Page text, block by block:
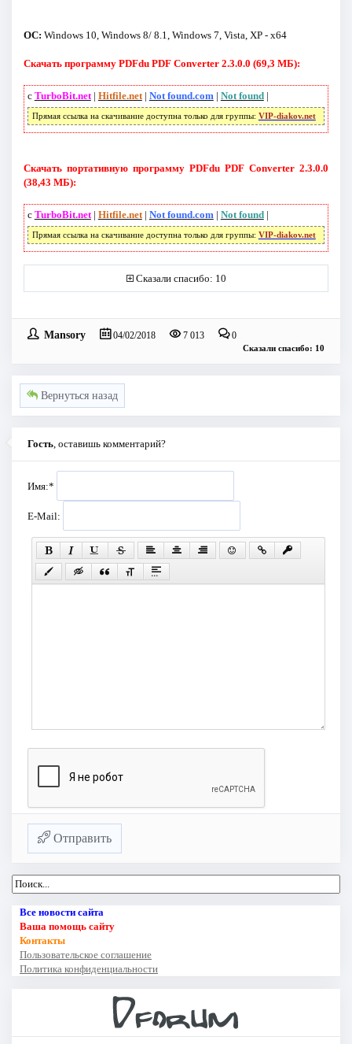
ОС: Windows 10, Windows 8/ 8.1, Windows 7, Vista, XP - x64
Скачать программу PDFdu PDF Converter 2.3.0.0 (69,3 МБ):
с TurboBit.net| Hitfile.net| Not found.com | Not found|
Прямая ссылка на скачивание доступна только для группы: VIP-diakov.net
Скачать портативную программу PDFdu PDF Converter 2.3.0.0
(38,43 МБ):
с TurboBit.net| Hitfile.net| Not found.com | Not found|
Прямая ссылка на скачивание доступна только для группы: VIP-diakov.net
Сказали спасибо: 10
Mansory 04/02/2018 7 013 0
Сказали спасибо: 10
Вернуться назад
Гость , оставишь комментарий?
Имя:*
E-Mail:
Отправить
Все новости сайта
Ваша помощь сайту
Контакты
Пользовательское соглашение
Политика конфиденциальности